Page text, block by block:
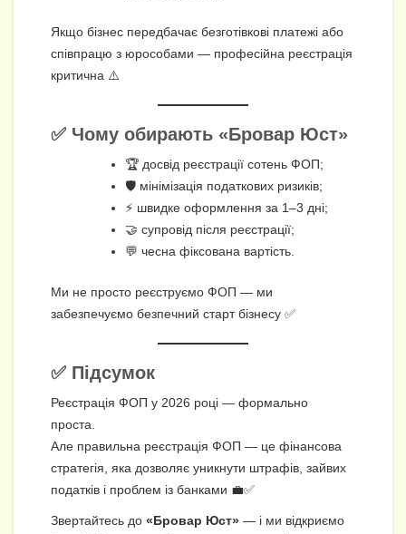
Якщо бізнес передбачає безготівкові платежі або
співпрацю з юрособами — професійна реєстрація
критична ⚠️
✅ Чому обирають «Бровар Юст»
🏆 досвід реєстрації сотень ФОП;
🛡️ мінімізація податкових ризиків;
⚡ швидке оформлення за 1–3 дні;
🤝 супровід після реєстрації;
💬 чесна фіксована вартість.
Ми не просто реєструємо ФОП — ми
забезпечуємо безпечний старт бізнесу ✅
✅ Підсумок
Реєстрація ФОП у 2026 році — формально
проста.
Але правильна реєстрація ФОП — це фінансова
стратегія, яка дозволяє уникнути штрафів, зайвих
податків і проблем із банками 💼✅
Звертайтесь до «Бровар Юст» — і ми відкриємо